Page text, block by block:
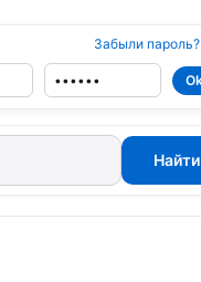
Забыли пароль?